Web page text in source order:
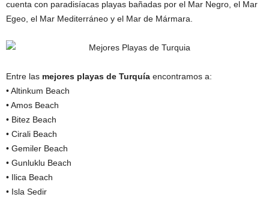
cuenta con paradisíacas playas bañadas por el Mar Negro, el Mar
Egeo, el Mar Mediterráneo y el Mar de Mármara.
Entre las mejores playas de Turquía encontramos a:
• Altinkum Beach
• Amos Beach
• Bitez Beach
• Cirali Beach
• Gemiler Beach
• Gunluklu Beach
• Ilica Beach
• Isla Sedir